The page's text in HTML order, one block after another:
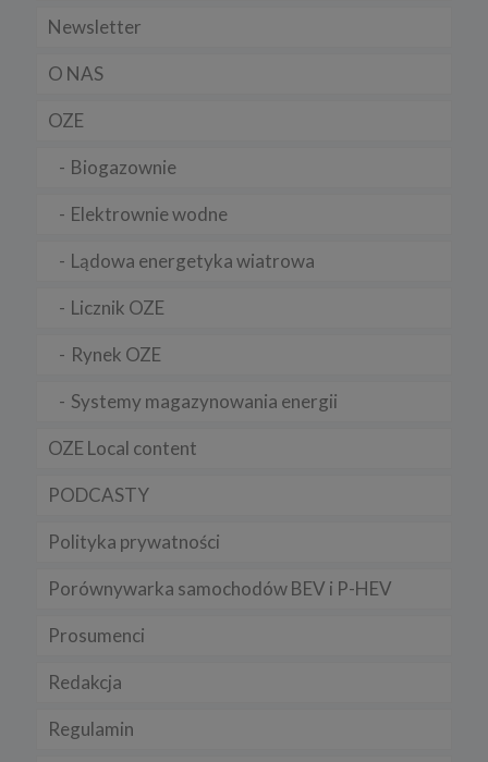
Newsletter
O NAS
OZE
Biogazownie
Elektrownie wodne
Lądowa energetyka wiatrowa
Licznik OZE
Rynek OZE
Systemy magazynowania energii
OZE Local content
PODCASTY
Polityka prywatności
Porównywarka samochodów BEV i P-HEV
Prosumenci
Redakcja
Regulamin